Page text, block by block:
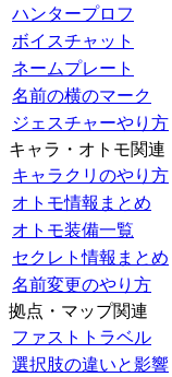
ハンタープロフ
ボイスチャット
ネームプレート
名前の横のマーク
ジェスチャーやり方
キャラ・オトモ関連
キャラクリのやり方
オトモ情報まとめ
オトモ装備一覧
セクレト情報まとめ
名前変更のやり方
拠点・マップ関連
ファストトラベル
選択肢の違いと影響